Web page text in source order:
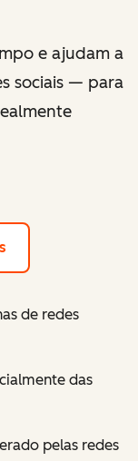
e ajudam a
sociais — para
de redes
das
pelas redes